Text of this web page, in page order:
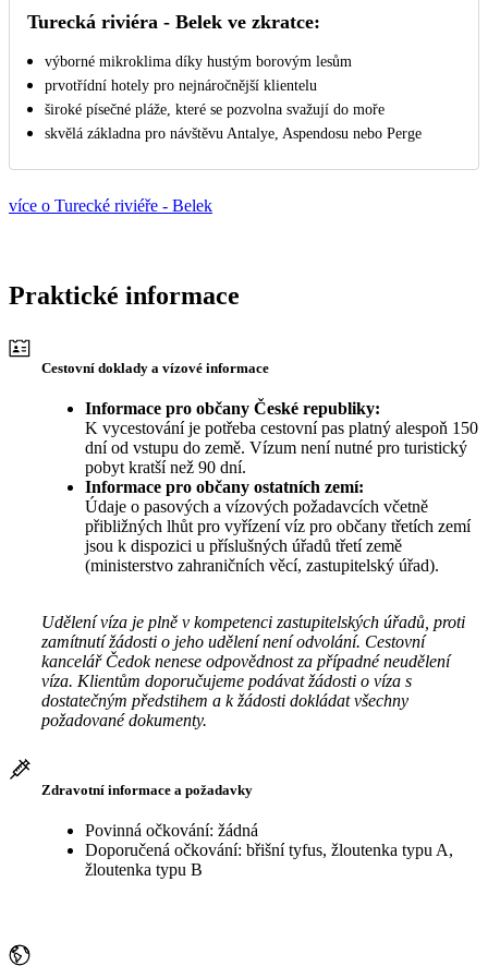
Turecká riviéra - Belek ve zkratce:
výborné mikroklima díky hustým borovým lesům
prvotřídní hotely pro nejnáročnější klientelu
široké písečné pláže, které se pozvolna svažují do moře
skvělá základna pro návštěvu Antalye, Aspendosu nebo Perge
více o Turecké riviéře - Belek
Praktické informace
Cestovní doklady a vízové informace
Informace pro občany České republiky:
K vycestování je potřeba cestovní pas platný alespoň 150
dní od vstupu do země. Vízum není nutné pro turistický
pobyt kratší než 90 dní.
Informace pro občany ostatních zemí:
Údaje o pasových a vízových požadavcích včetně
přibližných lhůt pro vyřízení víz pro občany třetích zemí
jsou k dispozici u příslušných úřadů třetí země
(ministerstvo zahraničních věcí, zastupitelský úřad).
Udělení víza je plně v kompetenci zastupitelských úřadů, proti
zamítnutí žádosti o jeho udělení není odvolání. Cestovní
kancelář Čedok nenese odpovědnost za případné neudělení
víza. Klientům doporučujeme podávat žádosti o víza s
dostatečným předstihem a k žádosti dokládat všechny
požadované dokumenty.
Zdravotní informace a požadavky
Povinná očkování: žádná
Doporučená očkování: břišní tyfus, žloutenka typu A,
žloutenka typu B